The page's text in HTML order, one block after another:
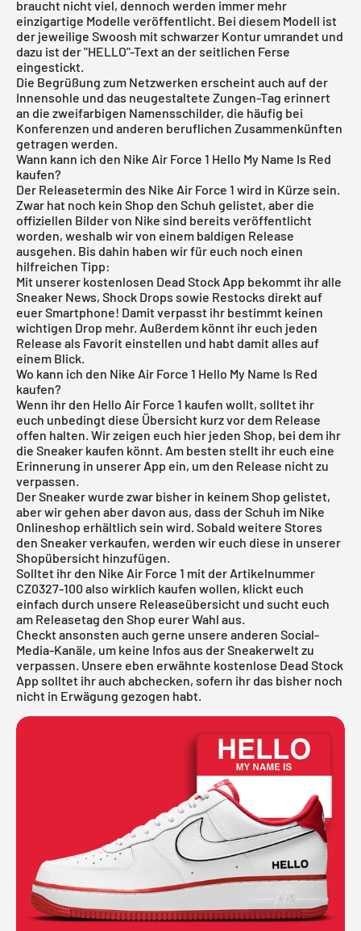
braucht nicht viel, dennoch werden immer mehr
einzigartige Modelle veröffentlicht. Bei diesem Modell ist
der jeweilige Swoosh mit schwarzer Kontur umrandet und
dazu ist der "HELLO"-Text an der seitlichen Ferse
eingestickt.
Die Begrüßung zum Netzwerken erscheint auch auf der
Innensohle und das neugestaltete Zungen-Tag erinnert
an die zweifarbigen Namensschilder, die häufig bei
Konferenzen und anderen beruflichen Zusammenkünften
getragen werden.
Wann kann ich den Nike Air Force 1 Hello My Name Is Red
kaufen?
Der Releasetermin des Nike Air Force 1 wird in Kürze sein.
Zwar hat noch kein Shop den Schuh gelistet, aber die
offiziellen Bilder von Nike sind bereits veröffentlicht
worden, weshalb wir von einem baldigen Release
ausgehen. Bis dahin haben wir für euch noch einen
hilfreichen Tipp:
Mit unserer kostenlosen Dead Stock App bekommt ihr alle
Sneaker News, Shock Drops sowie Restocks direkt auf
euer Smartphone! Damit verpasst ihr bestimmt keinen
wichtigen Drop mehr. Außerdem könnt ihr euch jeden
Release als Favorit einstellen und habt damit alles auf
einem Blick.
Wo kann ich den Nike Air Force 1 Hello My Name Is Red
kaufen?
Wenn ihr den Hello Air Force 1 kaufen wollt, solltet ihr
euch unbedingt diese Übersicht kurz vor dem Release
offen halten. Wir zeigen euch hier jeden Shop, bei dem ihr
die Sneaker kaufen könnt. Am besten stellt ihr euch eine
Erinnerung in unserer App ein, um den Release nicht zu
verpassen.
Der Sneaker wurde zwar bisher in keinem Shop gelistet,
aber wir gehen aber davon aus, dass der Schuh im Nike
Onlineshop erhältlich sein wird. Sobald weitere Stores
den Sneaker verkaufen, werden wir euch diese in unserer
Shopübersicht hinzufügen.
Solltet ihr den Nike Air Force 1 mit der Artikelnummer
CZ0327-100 also wirklich kaufen wollen, klickt euch
einfach durch unsere Releaseübersicht und sucht euch
am Releasetag den Shop eurer Wahl aus.
Checkt ansonsten auch gerne unsere anderen Social-
Media-Kanäle, um keine Infos aus der Sneakerwelt zu
verpassen. Unsere eben erwähnte kostenlose Dead Stock
App solltet ihr auch abchecken, sofern ihr das bisher noch
nicht in Erwägung gezogen habt.